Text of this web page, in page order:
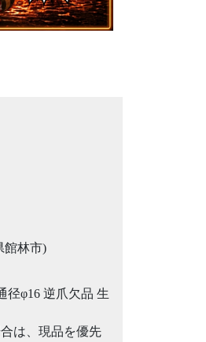
館林市)
径φ16 逆爪欠品 生
は、現品を優先